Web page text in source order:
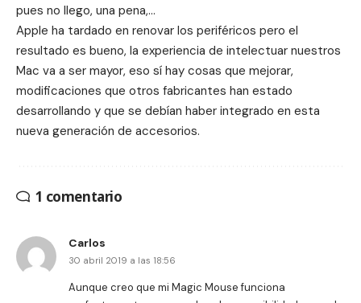
pues no llego, una pena,…
Apple ha tardado en renovar los periféricos pero el
resultado es bueno, la experiencia de intelectuar nuestros
Mac va a ser mayor, eso sí hay cosas que mejorar,
modificaciones que otros fabricantes han estado
desarrollando y que se debían haber integrado en esta
nueva generación de accesorios.
1 comentario
Carlos
30 abril 2019 a las 18:56
Aunque creo que mi Magic Mouse funciona